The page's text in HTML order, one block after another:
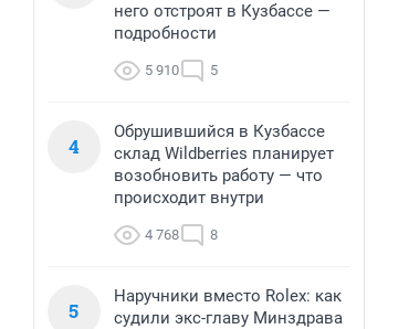
него отстроят в Кузбассе —
подробности
5 910 5
4
Обрушившийся в Кузбассе
склад Wildberries планирует
возобновить работу — что
происходит внутри
4 768 8
5
Наручники вместо Rolex: как
судили экс-главу Минздрава